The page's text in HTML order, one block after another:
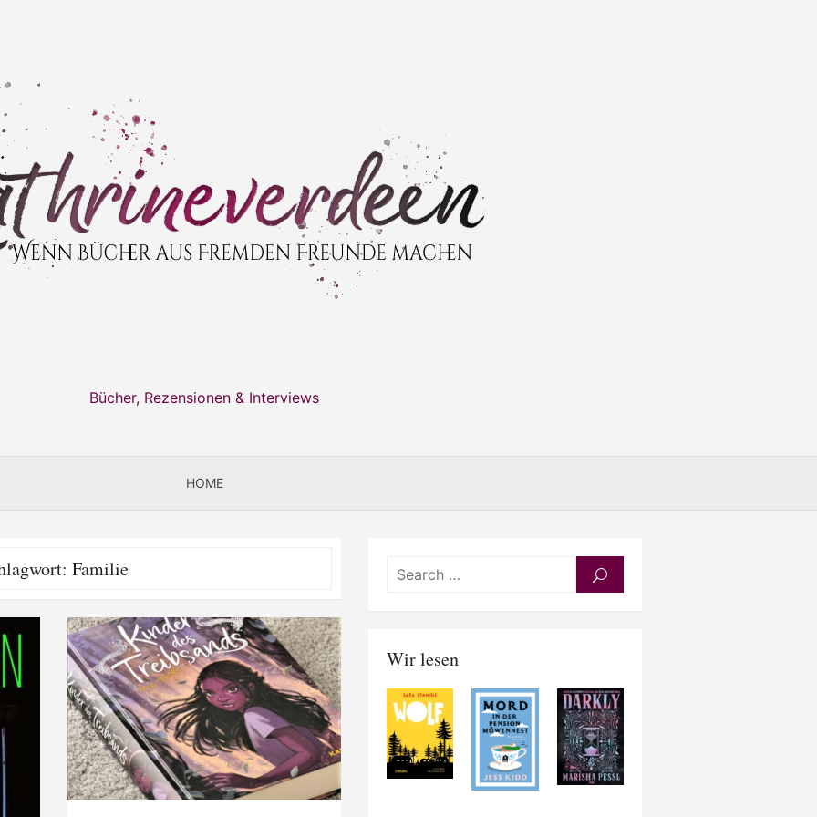
Bücher, Rezensionen & Interviews
HOME
Familie SEARCH
Wir lesen